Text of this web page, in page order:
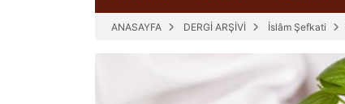
ANASAYFA DERGİ ARŞİVİ İslâm Şefkati